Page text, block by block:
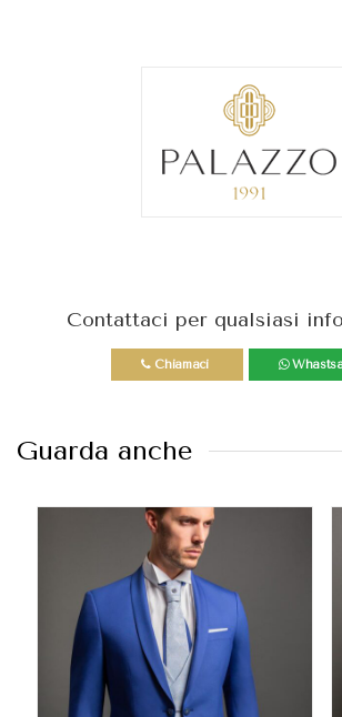
Contattaci per qualsiasi
Chiamaci
Guarda anche